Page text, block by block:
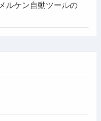
ルケン自動ツールの